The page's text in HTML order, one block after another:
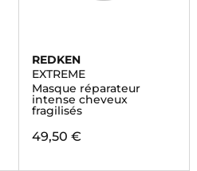
REDKEN
EXTREME
Masque réparateur
intense cheveux
fragilisés
49,50 €